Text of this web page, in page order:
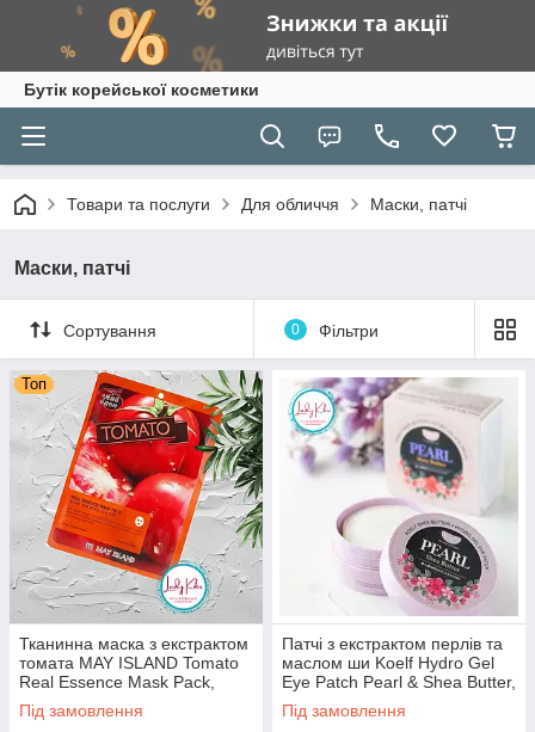
Бутік корейської косметики
Товари та послуги Для обличчя Маски, патчі
Маски, патчі
Сортування 0 Фільтри
Топ
Тканинна маска з екстрактом
томата MAY ISLAND Tomato
Real Essence Mask Pack,
25ml
Під замовлення
Патчі з екстрактом перлів та
маслом ши Koelf Hydro Gel
Eye Patch Pearl & Shea Butter,
60шт
Під замовлення